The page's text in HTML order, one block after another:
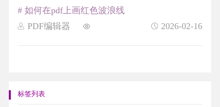
PDF编辑器 2026-02-16
# 如何在pdf上画红色波浪线
标签列表